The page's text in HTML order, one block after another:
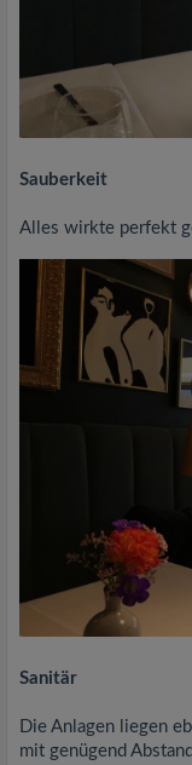
Sauberkeit
Alles wirkte perfekt
Sanitär
Die Anlagen liegen
mit genügend